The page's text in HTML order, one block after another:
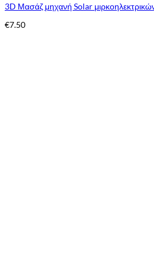
3D Μασάζ μηχανή Solar
€7.50